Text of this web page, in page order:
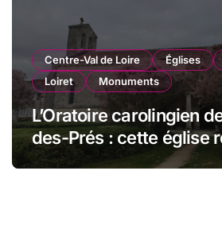
Centre-Val de Loire Églises
Loiret
Monuments
L’Oratoire carolingien
des-Prés : cette église
magnifique mosaïque